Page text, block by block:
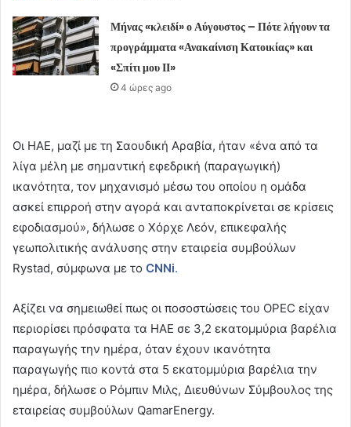
Μήνας «κλειδί» ο Αύγουστος – Πότε λήγουν τα
προγράμματα «Ανακαίνιση Κατοικίας» και
«Σπίτι μου ΙΙ»
4 ώρες ago
Οι ΗΑΕ, μαζί με τη Σαουδική Αραβία, ήταν «ένα από τα
λίγα μέλη με σημαντική εφεδρική (παραγωγική)
ικανότητα, τον μηχανισμό μέσω του οποίου η ομάδα
ασκεί επιρροή στην αγορά και ανταποκρίνεται σε κρίσεις
εφοδιασμού», δήλωσε ο Χόρχε Λεόν, επικεφαλής
γεωπολιτικής ανάλυσης στην εταιρεία συμβούλων
Rystad, σύμφωνα με το CNNi.
Αξίζει να σημειωθεί πως οι ποσοστώσεις του OPEC είχαν
περιορίσει πρόσφατα τα ΗΑΕ σε 3,2 εκατομμύρια βαρέλια
παραγωγής την ημέρα, όταν έχουν ικανότητα
παραγωγής πιο κοντά στα 5 εκατομμύρια βαρέλια την
ημέρα, δήλωσε ο Ρόμπιν Μιλς, Διευθύνων Σύμβουλος της
εταιρείας συμβούλων QamarEnergy.